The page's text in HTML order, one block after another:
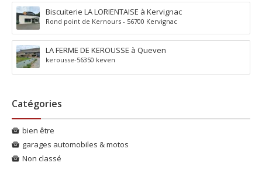
Biscuiterie LA LORIENTAISE à Kervignac
Rond point de Kernours - 56700 Kervignac
LA FERME DE KEROUSSE à Queven
kerousse-56350 keven
Catégories
bien être
garages automobiles & motos
Non classé